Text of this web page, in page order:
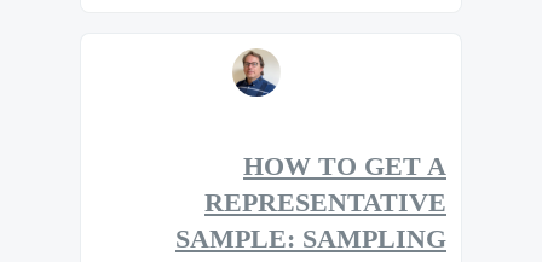
HOW TO GET A
REPRESENTATIVE
SAMPLE: SAMPLING